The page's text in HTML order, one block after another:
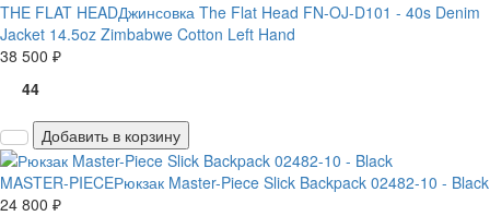
THE FLAT HEADДжинсовка The Flat Head FN-OJ-D101 - 40s Denim
Jacket 14.5oz Zimbabwe Cotton Left Hand
38 500 ₽
44
Добавить в корзину
MASTER-PIECEРюкзак Master-Piece Slick Backpack 02482-10 - Black
24 800 ₽